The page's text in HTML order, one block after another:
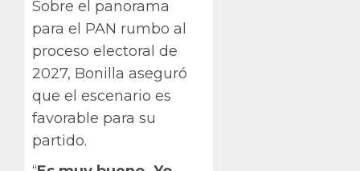
Sobre el panorama
para el PAN rumbo al
proceso electoral de
2027, Bonilla aseguró
que el escenario es
favorable para su
partido.